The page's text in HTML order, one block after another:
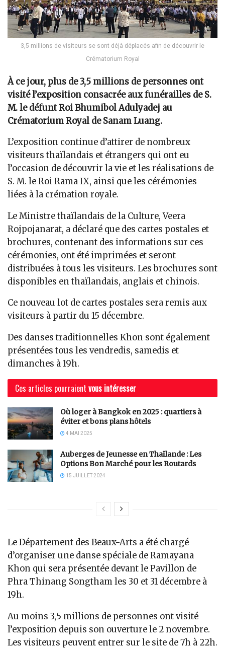
3,5 millions de visiteurs se sont déjà déplacés afin de découvrir le
Crématorium Royal
À ce jour, plus de 3,5 millions de personnes ont
visité l’exposition consacrée aux funérailles de S.
M. le défunt Roi Bhumibol Adulyadej au
Crématorium Royal de Sanam Luang.
L’exposition continue d’attirer de nombreux
visiteurs thaïlandais et étrangers qui ont eu
l’occasion de découvrir la vie et les réalisations de
S. M. le Roi Rama IX, ainsi que les cérémonies
liées à la crémation royale.
Le Ministre thaïlandais de la Culture, Veera
Rojpojanarat, a déclaré que des cartes postales et
brochures, contenant des informations sur ces
cérémonies, ont été imprimées et seront
distribuées à tous les visiteurs. Les brochures sont
disponibles en thaïlandais, anglais et chinois.
Ce nouveau lot de cartes postales sera remis aux
visiteurs à partir du 15 décembre.
Des danses traditionnelles Khon sont également
présentées tous les vendredis, samedis et
dimanches à 19h.
Ces articles pourraient vous intéresser
Où loger à Bangkok en 2025 : quartiers à
éviter et bons plans hôtels
4 MAI 2025
Auberges de Jeunesse en Thaïlande : Les
Options Bon Marché pour les Routards
15 JUILLET 2024
Le Département des Beaux-Arts a été chargé
d’organiser une danse spéciale de Ramayana
Khon qui sera présentée devant le Pavillon de
Phra Thinang Songtham les 30 et 31 décembre à
19h.
Au moins 3,5 millions de personnes ont visité
l’exposition depuis son ouverture le 2 novembre.
Les visiteurs peuvent entrer sur le site de 7h à 22h.